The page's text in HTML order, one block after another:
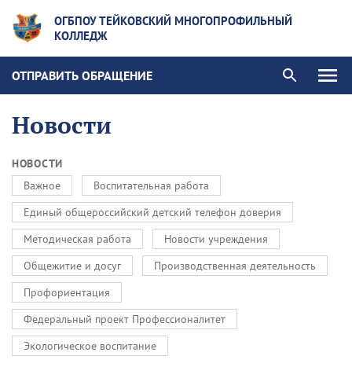
ОГБПОУ ТЕЙКОВСКИЙ МНОГОПРОФИЛЬНЫЙ
КОЛЛЕДЖ
ОТПРАВИТЬ ОБРАЩЕНИЕ
Новости
НОВОСТИ
Важное
Воспитательная работа
Единый общероссийский детский телефон доверия
Методическая работа
Новости учреждения
Общежитие и досуг
Производственная деятельность
Профориентация
Федеральный проект Профессионалитет
Экологическое воспитание